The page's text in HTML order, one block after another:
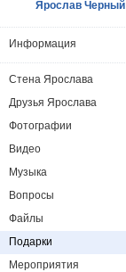
Ярослав Черный
Информация
Стена Ярослава
Друзья Ярослава
Фотографии
Видео
Музыка
Вопросы
Файлы
Подарки
Мероприятия